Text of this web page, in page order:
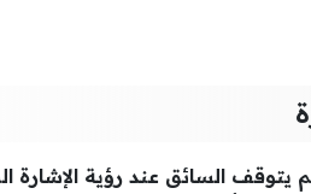
يتوقف السائق عند رؤية الإشارة